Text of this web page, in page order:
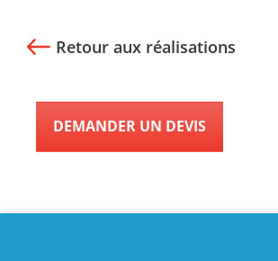
Retour aux réalisations
DEMANDER UN DEVIS